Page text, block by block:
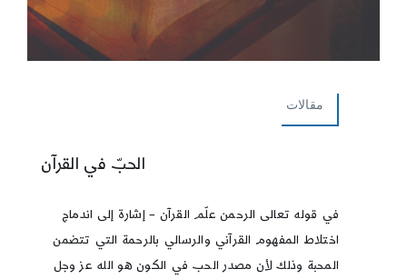
مقالات
الحبّ في القرآن
في قوله تعالى الرحمن علّم القرآن – إشارة إلى اندماج
اختلاط المفهوم القرآني والرسالي بالرحمة التي تتضمن
المحبة وذلك لأن مصدر الحب في الكون هو الله عز وجل